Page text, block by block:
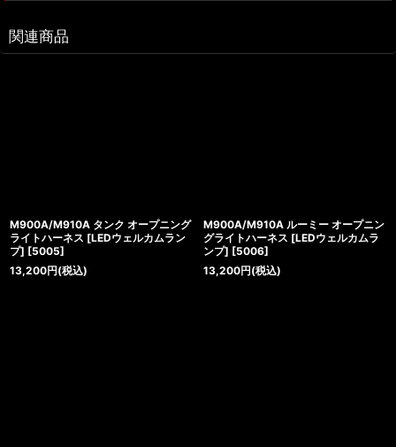
関連商品
M900A/M910A タンク オープニング
ライトハーネス [LEDウェルカムラン
プ] [5005]
13,200円(税込)
M900A/M910A ルーミー オープニン
グライトハーネス [LEDウェルカムラ
ンプ] [5006]
13,200円(税込)